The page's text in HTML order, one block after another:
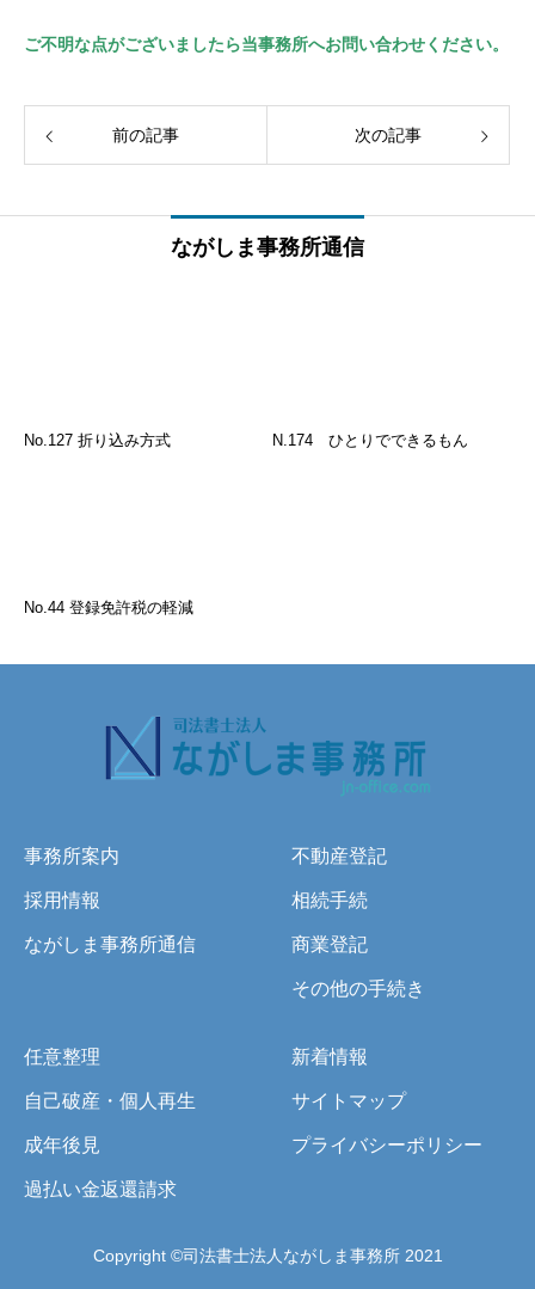
ご不明な点がございましたら当事務所へお問い合わせください。
前の記事 次の記事
ながしま事務所通信
No.127 折り込み方式 N.174 ひとりでできるもん
No.44 登録免許税の軽減
事務所案内
採用情報
ながしま事務所通信
不動産登記
相続手続
商業登記
その他の手続き
任意整理
自己破産・個人再生
成年後見
過払い金返還請求
新着情報
サイトマップ
プライバシーポリシー
Copyright ©司法書士法人ながしま事務所 2021